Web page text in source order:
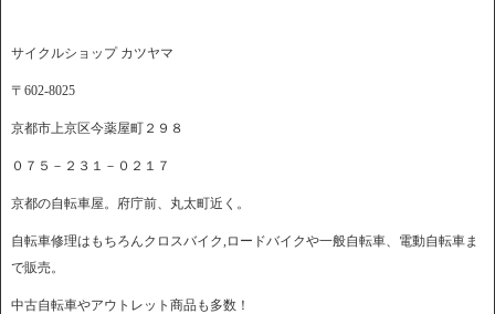
サイクルショップ カツヤマ
〒602-8025
京都市上京区今薬屋町２９８
０７５－２３１－０２１７
京都の自転車屋。府庁前、丸太町近く。
自転車修理はもちろんクロスバイク,ロードバイクや一般自転車、電動自転車ま
で販売。
中古自転車やアウトレット商品も多数！